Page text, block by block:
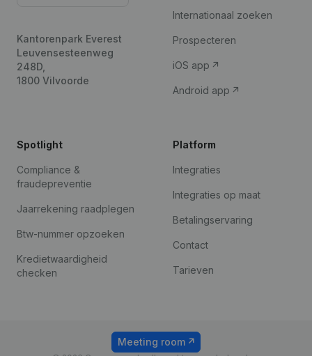
Kantorenpark Everest
Leuvensesteenweg
248D,
1800 Vilvoorde
Internationaal zoeken
Prospecteren
iOS app
Android app
Spotlight
Compliance &
fraudepreventie
Jaarrekening raadplegen
Btw-nummer opzoeken
Kredietwaardigheid
checken
Platform
Integraties
Integraties op maat
Betalingservaring
Contact
Tarieven
Meeting room